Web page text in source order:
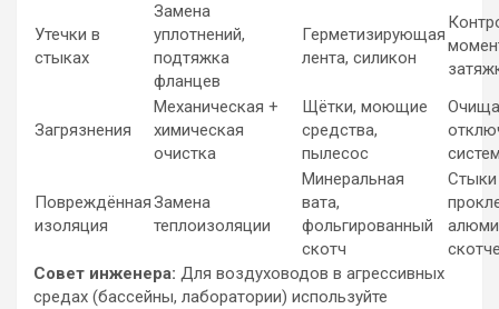
Утечки в
стыках
Замена
уплотнений,
подтяжка
фланцев
Герметизирующая
лента, силикон
Загрязнения
Механическая +
химическая
очистка
Щётки, моющие
средства,
пылесос
Повреждённая
изоляция
Замена
теплоизоляции
Минеральная
вата,
фольгированный
скотч
Стыки
Совет инженера: Для воздуховодов в агрессивных
средах (бассейны, лаборатории) используйте